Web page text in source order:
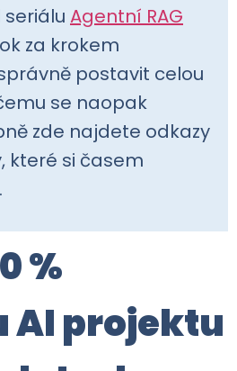
Agentní RAG
za krokem
postavit celou
se naopak
zde najdete odkazy
které si časem
%
AI projektu